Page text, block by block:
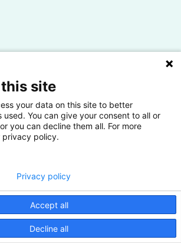
van het HBO
vakgebied
site
your data on this site to better
used. You can give your consent to all or
you can decline them all. For more
privacy policy.
Accept all
Decline all
Privacy policy